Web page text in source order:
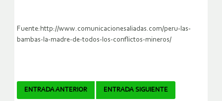
Fuente:http://www.comunicacionesaliadas.com/peru-las-
bambas-la-madre-de-todos-los-conflictos-mineros/
Navegador
ENTRADA ANTERIOR ENTRADA SIGUIENTE